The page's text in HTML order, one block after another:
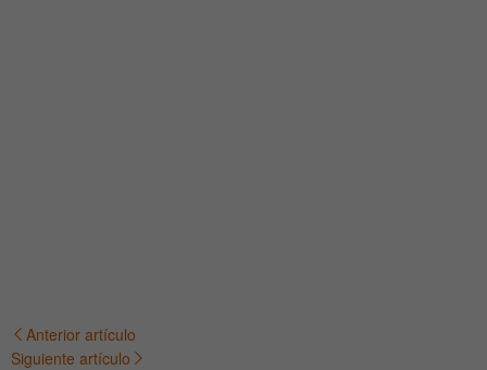
Navegación
Anterior artículo
Siguiente artículo